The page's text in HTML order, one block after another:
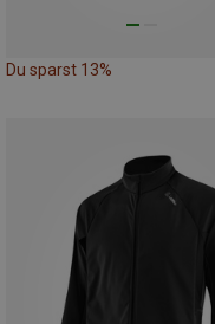
Du sparst 13%